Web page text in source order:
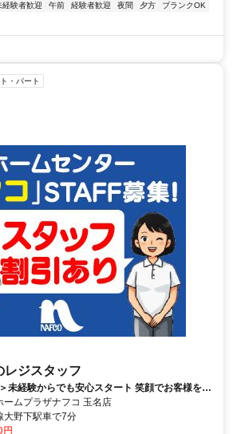
経験者歓迎 午前 経験者歓迎 夜間 夕方
ブランクOK
・パート
レジスタッフ
未経験からでも安心スタート 笑顔でお客様を迎
フ
ムプラザナフコ 玉名店
大野下駅車で7分
円